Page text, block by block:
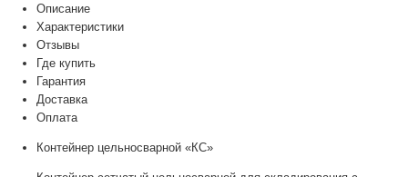
Описание
Характеристики
Отзывы
Где купить
Гарантия
Доставка
Оплата
Контейнер цельносварной «КС»